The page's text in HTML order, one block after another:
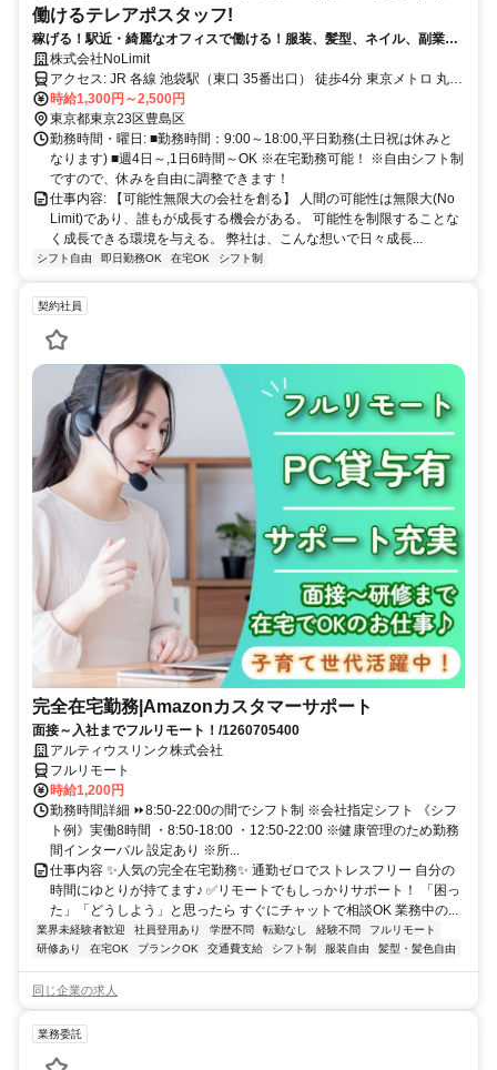
働けるテレアポスタッフ!
稼げる！駅近・綺麗なオフィスで働ける！服装、髪型、ネイル、副業な
んでも自由！自由がモットーの会社です！
株式会社NoLimit
アクセス: JR 各線 池袋駅（東口 35番出口） 徒歩4分 東京メトロ 丸ノ
内線・有楽町線・副都心線 池袋駅 徒歩4分 西武鉄道 池袋線 池袋駅 徒
歩4分 東武鉄道 東武東上線 池袋駅 徒歩4分
時給1,300円～2,500円
東京都東京23区豊島区
勤務時間・曜日: ■勤務時間：9:00～18:00,平日勤務(土日祝は休みと
なります) ■週4日～,1日6時間～OK ※在宅勤務可能！ ※自由シフト制
ですので、休みを自由に調整できます！
仕事内容: 【可能性無限大の会社を創る】 人間の可能性は無限大(No
Limit)であり、誰もが成長する機会がある。 可能性を制限することな
く成長できる環境を与える。 弊社は、こんな想いで日々成長...
シフト自由 即日勤務OK 在宅OK シフト制
契約社員
完全在宅勤務|Amazonカスタマーサポート
面接～入社までフルリモート！/1260705400
アルティウスリンク株式会社
フルリモート
時給1,200円
勤務時間詳細 ⏩8:50-22:00の間でシフト制 ※会社指定シフト 《シフ
ト例》実働8時間 ・8:50-18:00 ・12:50-22:00 ※健康管理のため勤務
間インターバル 設定あり ※所...
仕事内容 ✨人気の完全在宅勤務✨ 通勤ゼロでストレスフリー 自分の
時間にゆとりが持てます♪ ✅リモートでもしっかりサポート！ 「困っ
た」「どうしよう」と思ったら すぐにチャットで相談OK 業務中の...
業界未経験者歓迎 社員登用あり 学歴不問 転勤なし 経験不問
フルリモート
研修あり
在宅OK ブランクOK 交通費支給 シフト制 服装自由 髪型・髪色自由
同じ企業の求人
業務委託